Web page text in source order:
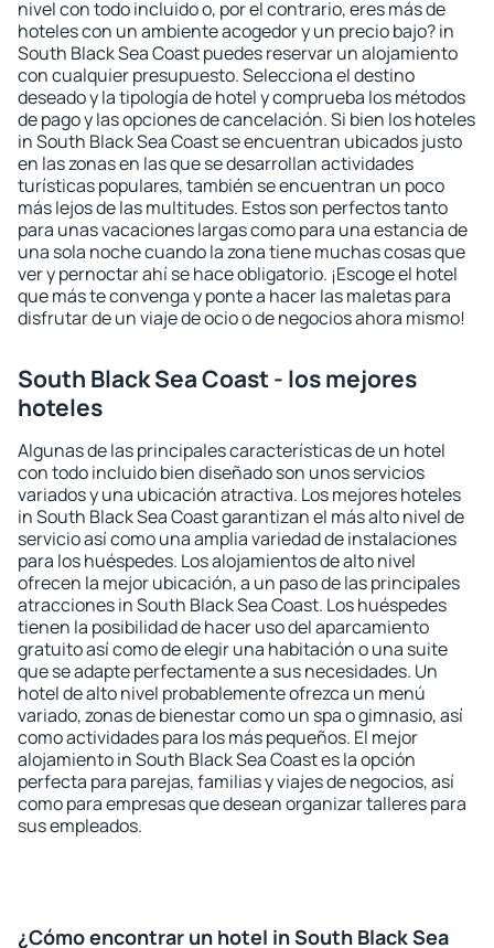
nivel con todo incluido o, por el contrario, eres más de
hoteles con un ambiente acogedor y un precio bajo? in
South Black Sea Coast puedes reservar un alojamiento
con cualquier presupuesto. Selecciona el destino
deseado y la tipología de hotel y comprueba los métodos
de pago y las opciones de cancelación. Si bien los hoteles
in South Black Sea Coast se encuentran ubicados justo
en las zonas en las que se desarrollan actividades
turísticas populares, también se encuentran un poco
más lejos de las multitudes. Estos son perfectos tanto
para unas vacaciones largas como para una estancia de
una sola noche cuando la zona tiene muchas cosas que
ver y pernoctar ahí se hace obligatorio. ¡Escoge el hotel
que más te convenga y ponte a hacer las maletas para
disfrutar de un viaje de ocio o de negocios ahora mismo!
South Black Sea Coast - los mejores
hoteles
Algunas de las principales características de un hotel
con todo incluido bien diseñado son unos servicios
variados y una ubicación atractiva. Los mejores hoteles
in South Black Sea Coast garantizan el más alto nivel de
servicio así como una amplia variedad de instalaciones
para los huéspedes. Los alojamientos de alto nivel
ofrecen la mejor ubicación, a un paso de las principales
atracciones in South Black Sea Coast. Los huéspedes
tienen la posibilidad de hacer uso del aparcamiento
gratuito así como de elegir una habitación o una suite
que se adapte perfectamente a sus necesidades. Un
hotel de alto nivel probablemente ofrezca un menú
variado, zonas de bienestar como un spa o gimnasio, así
como actividades para los más pequeños. El mejor
alojamiento in South Black Sea Coast es la opción
perfecta para parejas, familias y viajes de negocios, así
como para empresas que desean organizar talleres para
sus empleados.
¿Cómo encontrar un hotel in South Black Sea